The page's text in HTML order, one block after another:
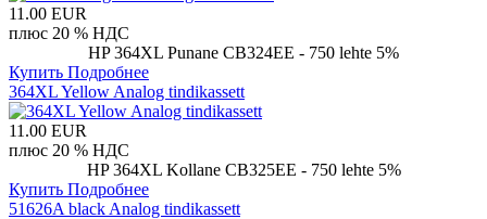
11.00 EUR
плюс 20 % НДС
HP 364XL Punane CB324EE - 750 lehte 5%
Купить Подробнее
364XL Yellow Analog tindikassett
11.00 EUR
плюс 20 % НДС
HP 364XL Kollane CB325EE - 750 lehte 5%
Купить Подробнее
51626A black Analog tindikassett